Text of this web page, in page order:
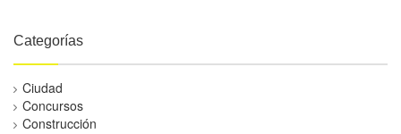
Categorías
Ciudad
Concursos
Construcción